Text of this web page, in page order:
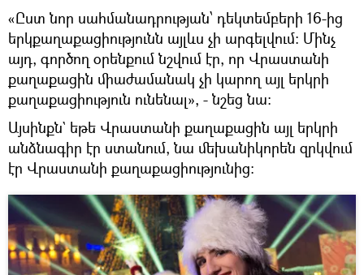
«Ըստ նոր սահմանադրության՝ դեկտեմբերի 16-ից
երկքաղաքացիությունն այլևս չի արգելվում։ Մինչ
այդ, գործող օրենքում նշվում էր, որ Վրաստանի
քաղաքացին միաժամանակ չի կարող այլ երկրի
քաղաքացիություն ունենալ», - նշեց նա։
Այսինքն` եթե Վրաստանի քաղաքացին այլ երկրի
անձնագիր էր ստանում, նա մեխանիկորեն զրկվում
էր Վրաստանի քաղաքացիությունից։